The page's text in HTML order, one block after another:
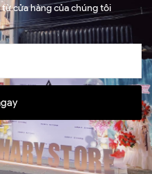
cửa hàng của chúng tôi